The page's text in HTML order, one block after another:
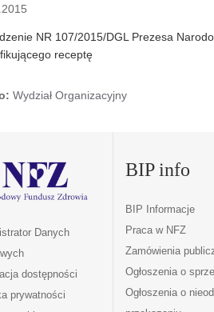
NR 107/2015/DGL Prezesa
receptę
Wydział Organizacyjny
Danych
dostępności
prywatności
BIP info
BIP Informacje
Praca w NFZ
Zamówienia
Ogłoszenia o
Ogłoszenia o